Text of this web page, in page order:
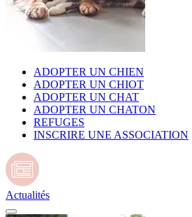
ADOPTER UN CHIEN
ADOPTER UN CHIOT
ADOPTER UN CHAT
ADOPTER UN CHATON
REFUGES
INSCRIRE UNE ASSOCIATION
Actualités